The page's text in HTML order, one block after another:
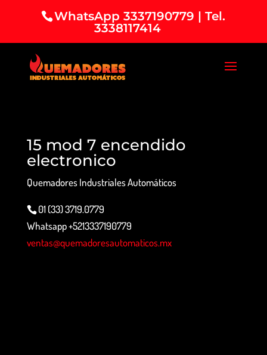
WhatsApp 3337190779 | Tel.
3338117414
15 mod 7 encendido
electronico
Quemadores Industriales Automáticos
01 (33) 3719.0779
Whatsapp +5213337190779
ventas@quemadoresautomaticos.mx